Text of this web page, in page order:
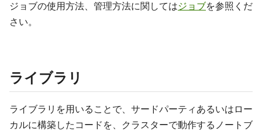
ジョブの使用方法、管理方法に関してはジョブを参照くだ
さい。
ライブラリ
ライブラリを用いることで、サードパーティあるいはロー
カルに構築したコードを、クラスターで動作するノートブ